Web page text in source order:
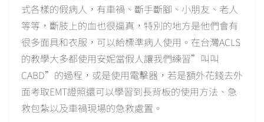
式各樣的假病人，有車禍、斷手斷腳、小朋友、老人
等等，斷肢上的血也很逼真，特別的地方是他們會有
很多面具和衣服，可以給標準病人使用。在台灣ACLS
的教學大多都使用安妮當假人讓我們練習”叫叫
CABD”的過程，或是使用電擊器，若是額外花錢去外
面考取EMT證照還可以學習到長背板的使用方法、急
救包紮以及車禍現場的急救處置。